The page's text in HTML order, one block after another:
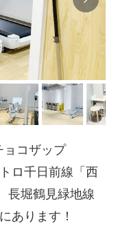
ョコザップ
ロ千日前線「西
長堀鶴見緑地線
あります！